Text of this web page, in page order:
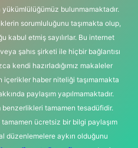
bulunmamaktadır.
sorumluluğunu taşımakta olup,
kabul etmiş sayılırlar. Bu internet
şahıs şirketi ile hiçbir bağlantısı
kendi hazırladığımız makaleler
içerikler haber niteliği taşımamakta
paylaşım yapılmamaktadır.
tamamen tesadüfidir.
ücretsiz bir bilgi paylaşım
düzenlemelere aykırı olduğunu